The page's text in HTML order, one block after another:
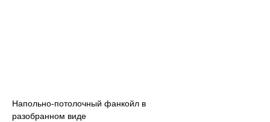
Напольно-потолочный фанкойл в
разобранном виде